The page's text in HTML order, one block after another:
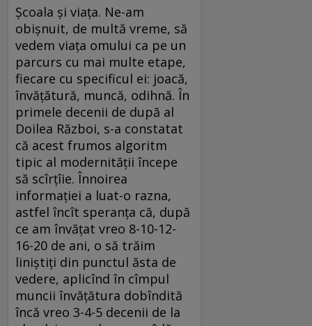
Şcoala şi viaţa. Ne-am
obişnuit, de multă vreme, să
vedem viaţa omului ca pe un
parcurs cu mai multe etape,
fiecare cu specificul ei: joacă,
învăţătură, muncă, odihnă. În
primele decenii de după al
Doilea Război, s-a constatat
că acest frumos algoritm
tipic al modernităţii începe
să scîrţîie. Înnoirea
informaţiei a luat-o razna,
astfel încît speranţa că, după
ce am învăţat vreo 8-10-12-
16-20 de ani, o să trăim
liniştiţi din punctul ăsta de
vedere, aplicînd în cîmpul
muncii învăţătura dobîndită
încă vreo 3-4-5 decenii de la